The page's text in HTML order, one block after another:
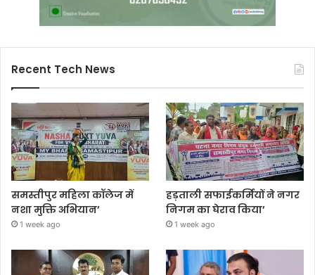
Recent Tech News
समस्तीपुर महिला कॉलेज में
नशा मुक्ति अभियान’
1 week ago
हड़ताली सफाईकर्मियों ने नगर
निगम का घेराव किया’
1 week ago